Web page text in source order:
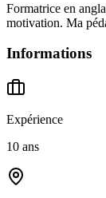
Formatrice en
motivation. Ma
Informations
Expérience
10 ans